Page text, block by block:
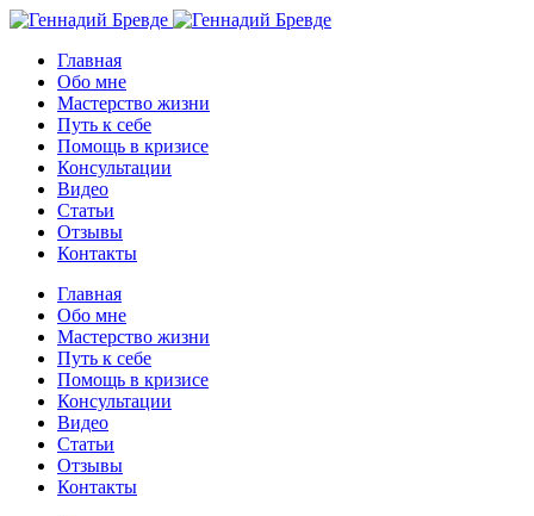
Главная
Обо мне
Мастерство жизни
Путь к себе
Помощь в кризисе
Консультации
Видео
Статьи
Отзывы
Контакты
Главная
Обо мне
Мастерство жизни
Путь к себе
Помощь в кризисе
Консультации
Видео
Статьи
Отзывы
Контакты